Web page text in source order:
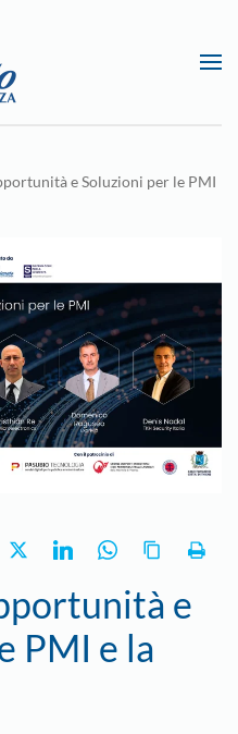
e Soluzioni per le PMI
e
PMI e la